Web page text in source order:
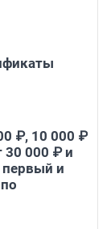
₽, 10 000 ₽
30 000 ₽ и
первый и